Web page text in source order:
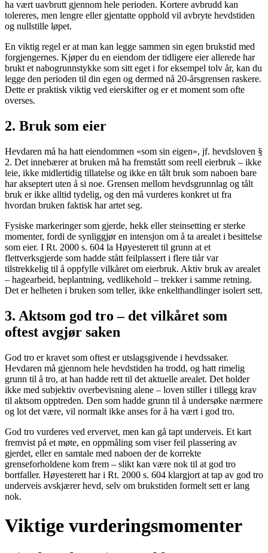
ha vært uavbrutt gjennom hele perioden. Kortere avbrudd kan
tolereres, men lengre eller gjentatte opphold vil avbryte hevdstiden
og nullstille løpet.
En viktig regel er at man kan legge sammen sin egen brukstid med
forgjengernes. Kjøper du en eiendom der tidligere eier allerede har
brukt et nabogrunnstykke som sitt eget i for eksempel tolv år, kan du
legge den perioden til din egen og dermed nå 20-årsgrensen raskere.
Dette er praktisk viktig ved eierskifter og er et moment som ofte
overses.
2. Bruk som eier
Hevdaren må ha hatt eiendommen «som sin eigen», jf. hevdsloven §
2. Det innebærer at bruken må ha fremstått som reell eierbruk – ikke
leie, ikke midlertidig tillatelse og ikke en tålt bruk som naboen bare
har akseptert uten å si noe. Grensen mellom hevdsgrunnlag og tålt
bruk er ikke alltid tydelig, og den må vurderes konkret ut fra
hvordan bruken faktisk har artet seg.
Fysiske markeringer som gjerde, hekk eller steinsetting er sterke
momenter, fordi de synliggjør en intensjon om å ta arealet i besittelse
som eier. I Rt. 2000 s. 604 la Høyesterett til grunn at et
flettverksgjerde som hadde stått feilplassert i flere tiår var
tilstrekkelig til å oppfylle vilkåret om eierbruk. Aktiv bruk av arealet
– hagearbeid, beplantning, vedlikehold – trekker i samme retning.
Det er helheten i bruken som teller, ikke enkelthandlinger isolert sett.
3. Aktsom god tro – det vilkåret som
oftest avgjør saken
God tro er kravet som oftest er utslagsgivende i hevdssaker.
Hevdaren må gjennom hele hevdstiden ha trodd, og hatt rimelig
grunn til å tro, at han hadde rett til det aktuelle arealet. Det holder
ikke med subjektiv overbevisning alene – loven stiller i tillegg krav
til aktsom opptreden. Den som hadde grunn til å undersøke nærmere
og lot det være, vil normalt ikke anses for å ha vært i god tro.
God tro vurderes ved ervervet, men kan gå tapt underveis. Et kart
fremvist på et møte, en oppmåling som viser feil plassering av
gjerdet, eller en samtale med naboen der de korrekte
grenseforholdene kom frem – slikt kan være nok til at god tro
bortfaller. Høyesterett har i Rt. 2000 s. 604 klargjort at tap av god tro
underveis avskjærer hevd, selv om brukstiden formelt sett er lang
nok.
Viktige vurderingsmomenter